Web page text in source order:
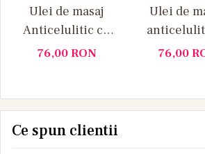
Ulei de masaj
Anticelulitic cu
Portocale si
76,00RON
Ulei de
drenant
76,00
Ce spun clientii